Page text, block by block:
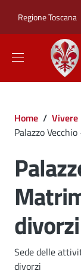
Regione Toscana
Briciole
Home / Vivere
Palazzo
divorzi
Dettagli
Sede delle
divorzi